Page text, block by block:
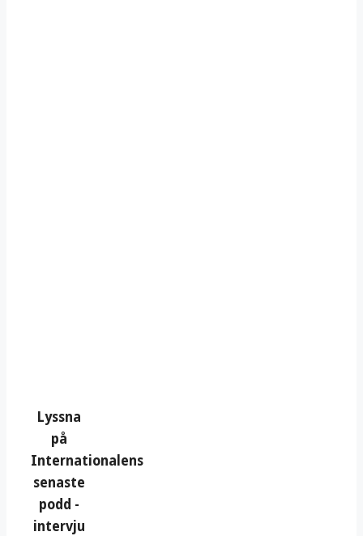
Lyssna
på
Internationalens
senaste
podd -
intervju